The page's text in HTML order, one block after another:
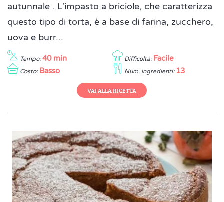
autunnale . L'impasto a briciole, che caratterizza
questo tipo di torta, è a base di farina, zucchero,
uova e burr...
Tempo: 40 min Difficoltà: Facile
Costo: Basso Num. ingredienti: 13
VAI ALLA RICETTA